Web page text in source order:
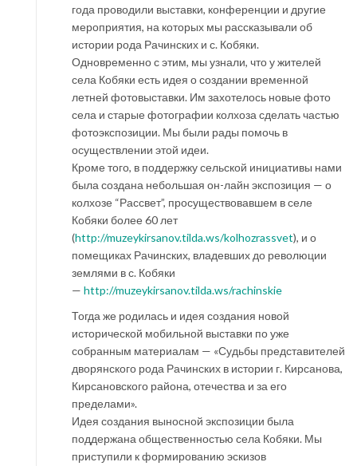
года проводили выставки, конференции и другие
мероприятия, на которых мы рассказывали об
истории рода Рачинских и с. Кобяки.
Одновременно с этим, мы узнали, что у жителей
села Кобяки есть идея о создании временной
летней фотовыставки. Им захотелось новые фото
села и старые фотографии колхоза сделать частью
фотоэкспозиции. Мы были рады помочь в
осуществлении этой идеи.
Кроме того, в поддержку сельской инициативы нами
была создана небольшая он-лайн экспозиция — о
колхозе “Рассвет”, просуществовавшем в селе
Кобяки более 60 лет
(http://muzeykirsanov.tilda.ws/kolhozrassvet), и о
помещиках Рачинских, владевших до революции
землями в с. Кобяки
— http://muzeykirsanov.tilda.ws/rachinskie
Тогда же родилась и идея создания новой
исторической мобильной выставки по уже
собранным материалам — «Судьбы представителей
дворянского рода Рачинских в истории г. Кирсанова,
Кирсановского района, отечества и за его
пределами».
Идея создания выносной экспозиции была
поддержана общественностью села Кобяки. Мы
приступили к формированию эскизов